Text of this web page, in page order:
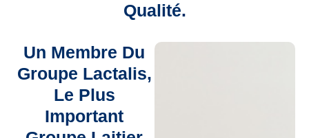
Qualité.
Un Membre Du
Groupe Lactalis,
Le Plus
Important